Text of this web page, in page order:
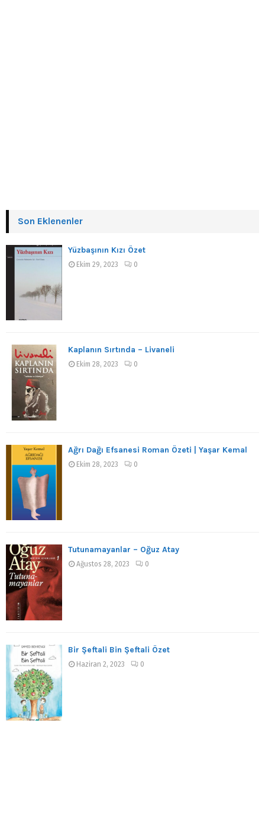
Son Eklenenler
Yüzbaşının Kızı Özet
Ekim 29, 2023 0
Kaplanın Sırtında – Livaneli
Ekim 28, 2023 0
Ağrı Dağı Efsanesi Roman Özeti | Yaşar Kemal
Ekim 28, 2023 0
Tutunamayanlar – Oğuz Atay
Ağustos 28, 2023 0
Bir Şeftali Bin Şeftali Özet
Haziran 2, 2023 0